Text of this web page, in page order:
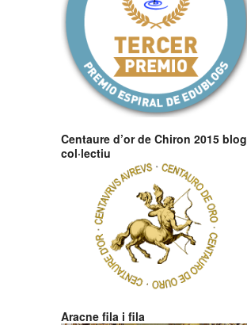
Centaure d’or de Chiron 2015 blog
col·lectiu
Aracne fila i fila